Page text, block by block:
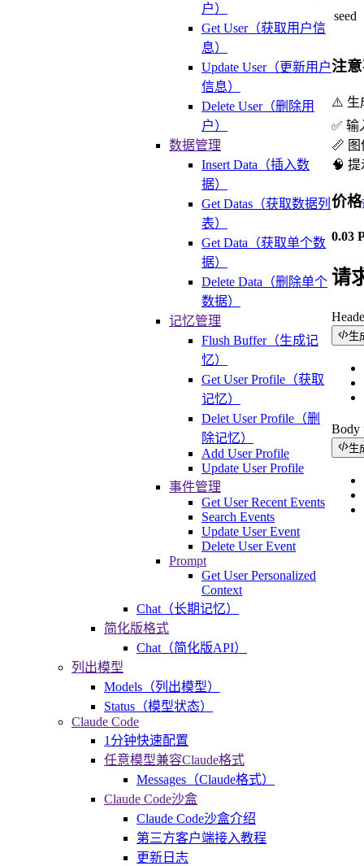
户）
Get User（获取用户信
息）
Update User（更新用户
信息）
Delete User（删除用
户）
数据管理
Insert Data（插入数
据）
Get Datas（获取数据列
表）
Get Data（获取单个数
据）
Delete Data（删除单个
数据）
记忆管理
Flush Buffer（生成记
忆）
Get User Profile（获取
记忆）
Delet User Profile（删
除记忆）
Add User Profile
Update User Profile
事件管理
Get User Recent Events
Search Events
Update User Event
Delete User Event
Prompt
Get User Personalized
Context
Chat（长期记忆）
简化版格式
Chat（简化版API）
列出模型
Models（列出模型）
Status（模型状态）
Claude Code
1分钟快速配置
任意模型兼容Claude格式
Messages（Claude格式）
Claude Code沙盒
Claude Code沙盒介绍
第三方客户端接入教程
更新日志
seed
注
⚠️ 生
✅ 输
📏
🧠
价格
0.03
请
生
Body
生